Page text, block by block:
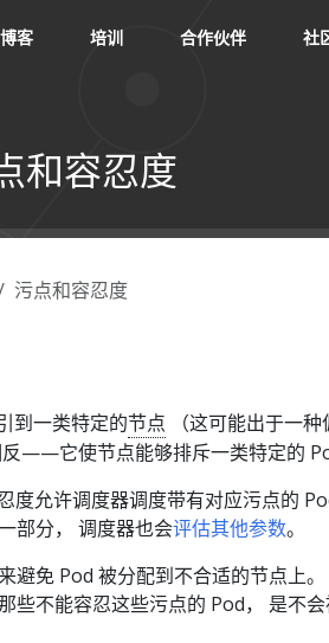
博客 培训 合作伙伴 社
和容忍度
污点和容忍度
到一类特定的节点 （这可能出于一种
——它使节点能够排斥一类特定的
度允许调度器调度带有对应污点的
部分， 调度器也会评估其他参数。
免 Pod 被分配到不合适的节点上
些不能容忍这些污点的 Pod， 是不